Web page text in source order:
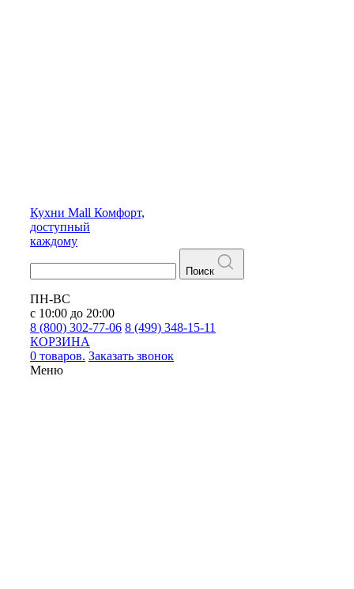
Кухни Mall Комфорт,
доступный
каждому
Поиск
ПН-ВС
с 10:00 до 20:00
8 (800) 302-77-06 8 (499) 348-15-11
КОРЗИНА
0 товаров. Заказать звонок
Меню